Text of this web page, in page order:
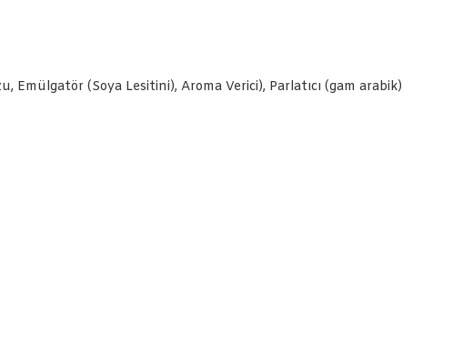
Emülgatör (Soya Lesitini), Aroma Verici), Parlatıcı (gam arabik)